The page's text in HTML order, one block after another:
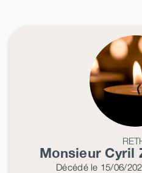
Monsieur Cyril
Décédéle 15/06/